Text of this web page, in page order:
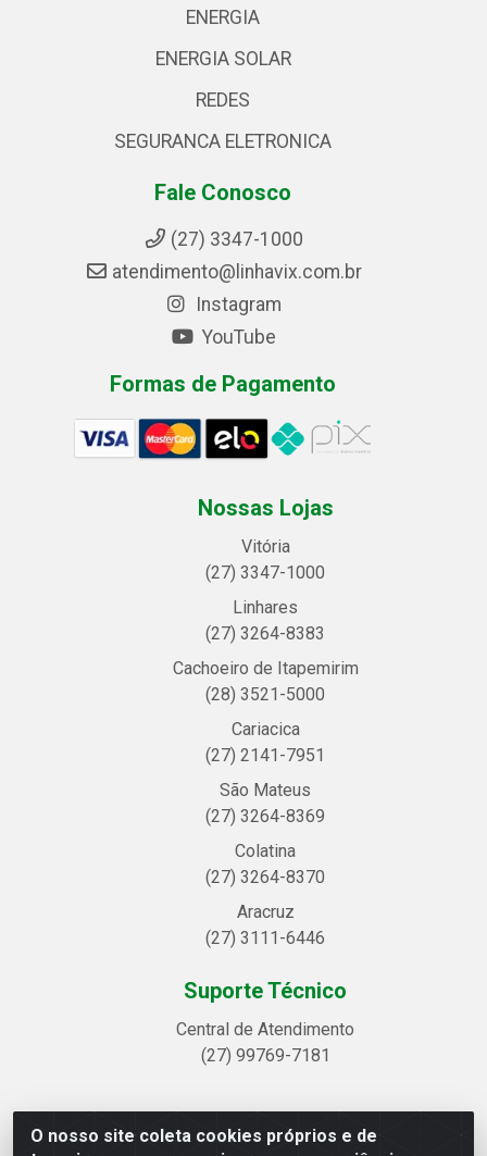
O nosso site coleta cookies próprios e de
ENERGIA
ENERGIA SOLAR
REDES
SEGURANCA ELETRONICA
Fale Conosco
(27) 3347-1000
atendimento@linhavix.com.br
Instagram
YouTube
Formas de Pagamento
Nossas Lojas
Vitória
(27) 3347-1000
Linhares
(27) 3264-8383
Cachoeiro de Itapemirim
(28) 3521-5000
Cariacica
(27) 2141-7951
São Mateus
(27) 3264-8369
Colatina
(27) 3264-8370
Aracruz
(27) 3111-6446
Suporte Técnico
Central de Atendimento
(27) 99769-7181
Linhavix Distribuidora LTDA - Avenida Alegre, 2521 -